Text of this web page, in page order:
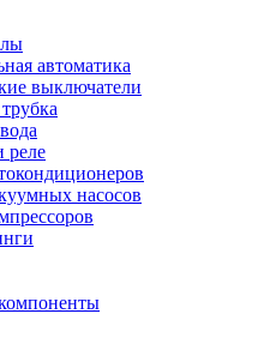
автоматика
выключатели
реле
насосов